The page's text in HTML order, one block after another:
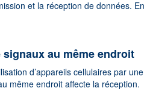
et la réception de données. En
au même endroit
d’appareils cellulaires par une
même endroit affecte la réception.